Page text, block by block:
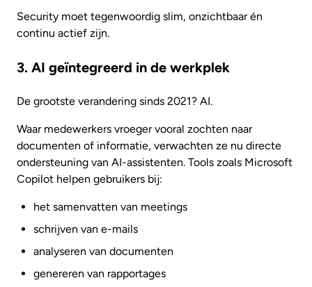
Security moet tegenwoordig slim, onzichtbaar én
continu actief zijn.
3. AI geïntegreerd in de werkplek
De grootste verandering sinds 2021? AI.
Waar medewerkers vroeger vooral zochten naar
documenten of informatie, verwachten ze nu directe
ondersteuning van AI-assistenten. Tools zoals Microsoft
Copilot helpen gebruikers bij:
het samenvatten van meetings
schrijven van e-mails
analyseren van documenten
genereren van rapportages